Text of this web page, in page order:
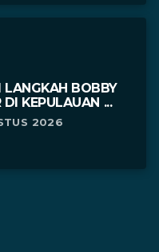
LANGKAH BOBBY
KEPULAUAN ...
2026